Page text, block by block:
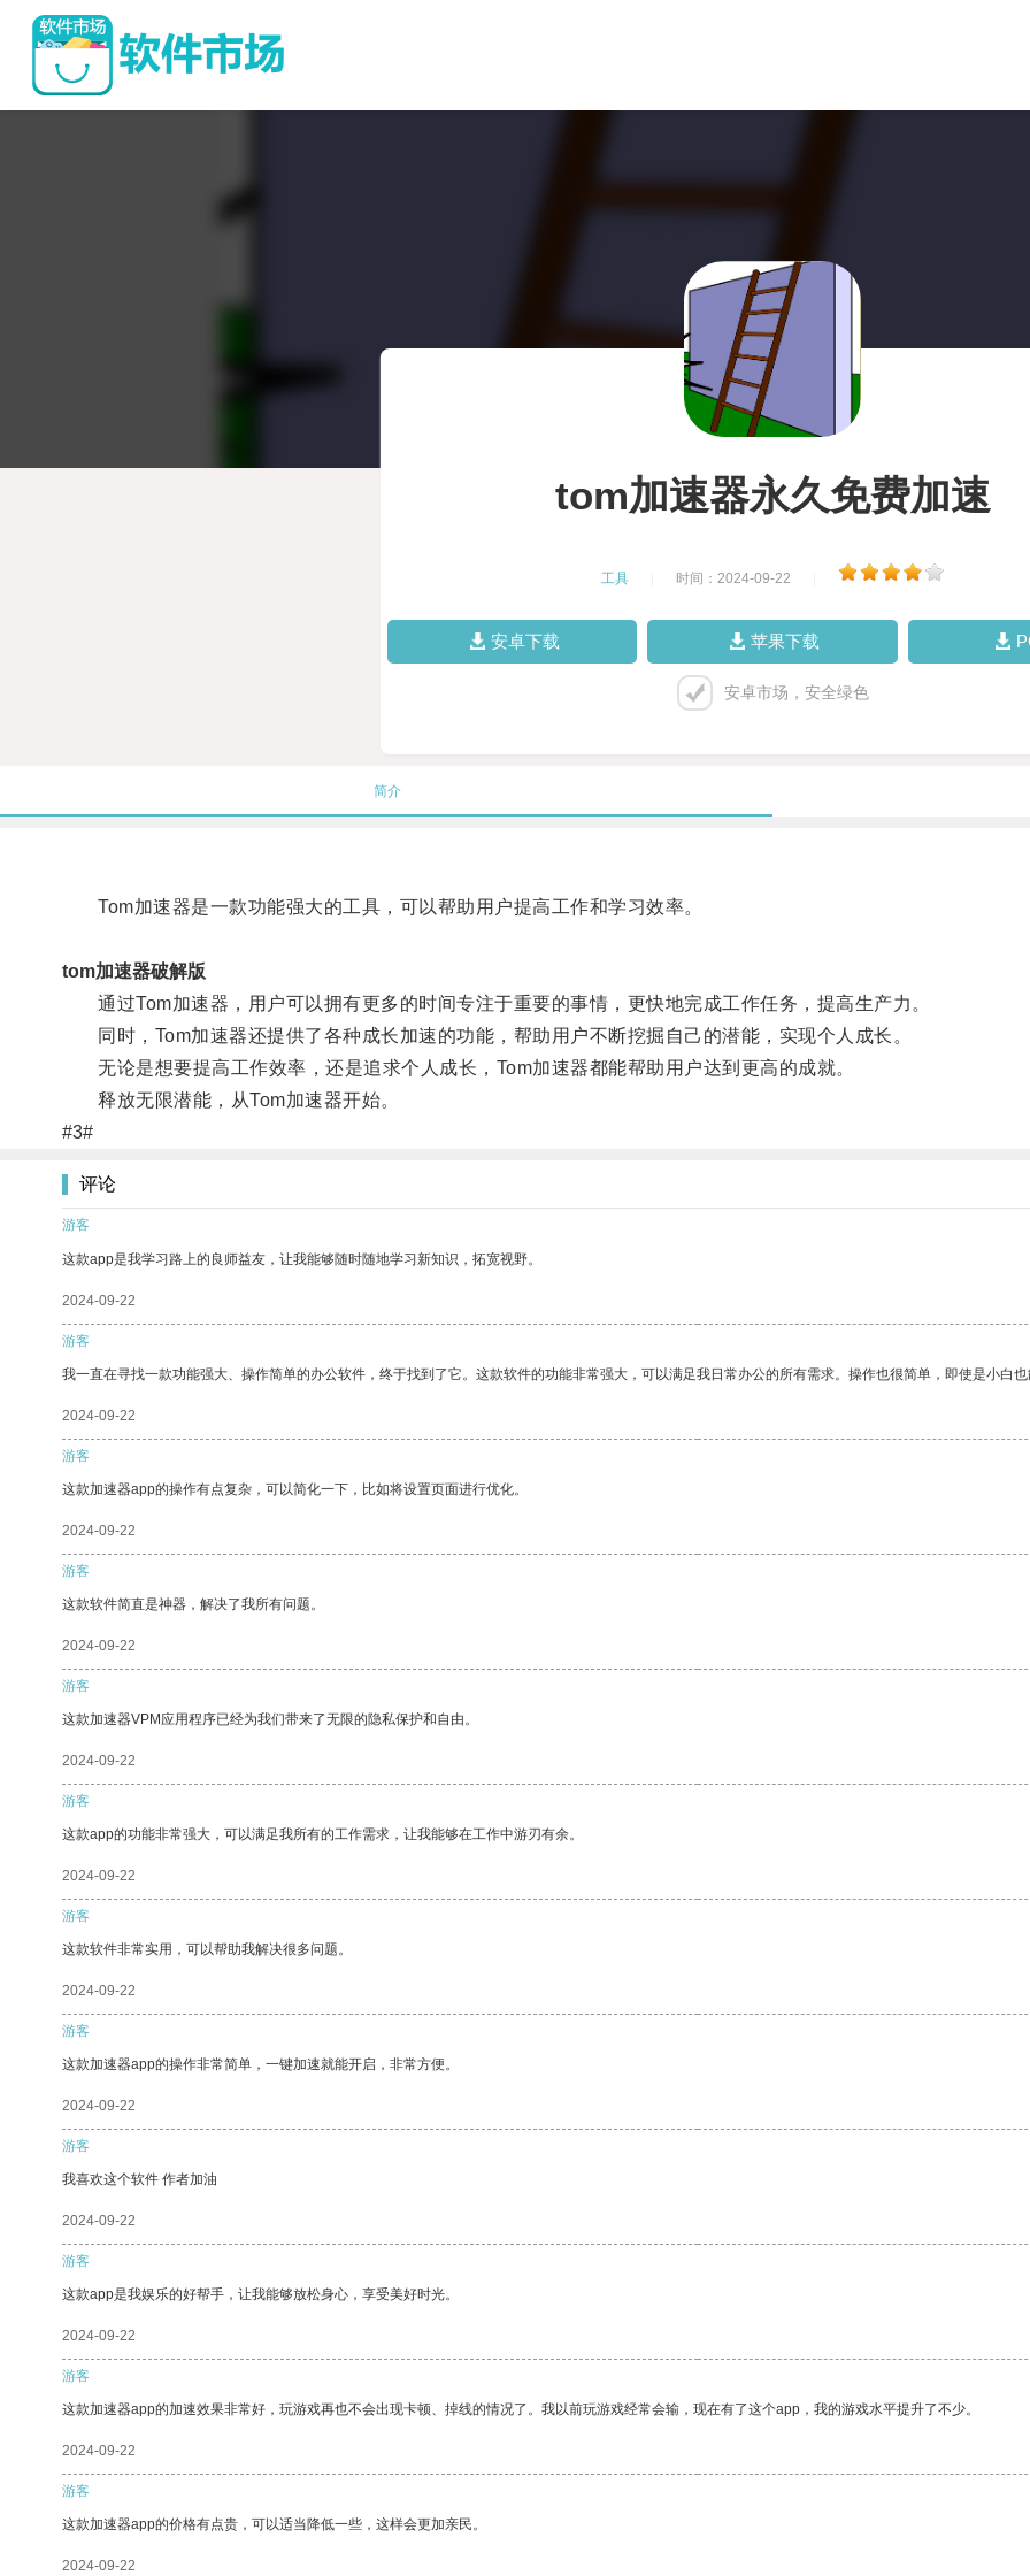
tom加速器永久免费加速
工具 时间：2024-09-22
安卓下载 苹果下载
安卓市场，安全绿色
简介
Tom加速器是一款功能强大的工具，可以帮助用户提高工作和学习效率。
tom加速器破解版
通过Tom加速器，用户可以拥有更多的时间专注于重要的事情，更快地完成工作任务，提高生产力。
同时，Tom加速器还提供了各种成长加速的功能，帮助用户不断挖掘自己的潜能，实现个人成长。
无论是想要提高工作效率，还是追求个人成长，Tom加速器都能帮助用户达到更高的成就。
释放无限潜能，从Tom加速器开始。
#3#
评论
游客
这款app是我学习路上的良师益友，让我能够随时随地学习新知识，拓宽视野。
2024-09-22
游客
我一直在寻找一款功能强大、操作简单的办公软件，终于找到了它。这款软件的功能非常强大，可以满足我日常办公的所有需求。操作也很简单，即使是小白也
2024-09-22
游客
这款加速器app的操作有点复杂，可以简化一下，比如将设置页面进行优化。
2024-09-22
游客
这款软件简直是神器，解决了我所有问题。
2024-09-22
游客
这款加速器VPM应用程序已经为我们带来了无限的隐私保护和自由。
2024-09-22
游客
这款app的功能非常强大，可以满足我所有的工作需求，让我能够在工作中游刃有余。
2024-09-22
游客
这款软件非常实用，可以帮助我解决很多问题。
2024-09-22
游客
这款加速器app的操作非常简单，一键加速就能开启，非常方便。
2024-09-22
游客
我喜欢这个软件 作者加油
2024-09-22
游客
这款app是我娱乐的好帮手，让我能够放松身心，享受美好时光。
2024-09-22
游客
这款加速器app的加速效果非常好，玩游戏再也不会出现卡顿、掉线的情况了。我以前玩游戏经常会输，现在有了这个app，我的游戏水平提升了不少。
2024-09-22
游客
这款加速器app的价格有点贵，可以适当降低一些，这样会更加亲民。
2024-09-22